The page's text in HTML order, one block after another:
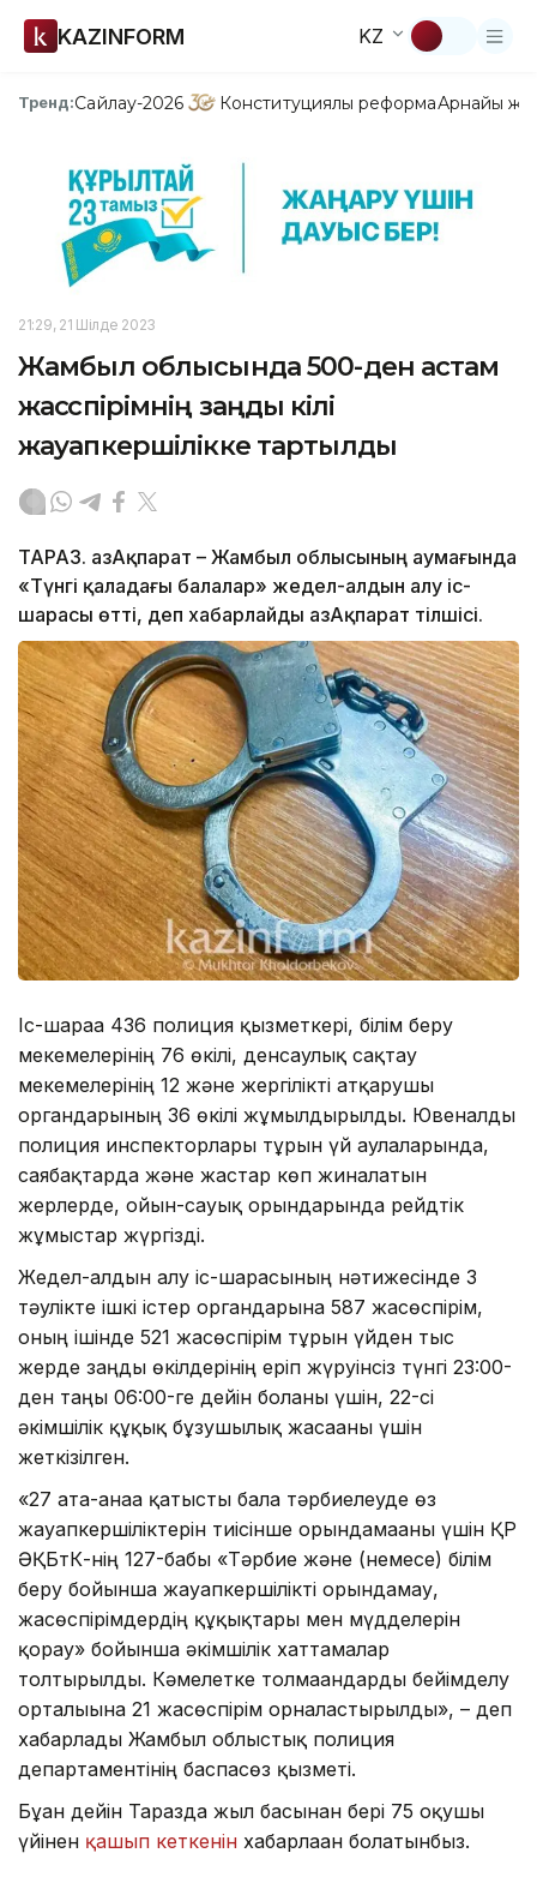
KAZINFORM KZ
Тренд:Сайлау-2026 Конституциялық реформаАрнайы
21:29, 21 Шілде 2023
Жамбыл облысында 500-ден астам
жасөспірімнің заңды өкілі
жауапкершілікке тартылды
ТАРАЗ. ҚазАқпарат – Жамбыл облысының аумағында
«Түнгі қаладағы балалар» жедел-алдын алу іс-
шарасы өтті, деп хабарлайды ҚазАқпарат тілшісі.
Іс-шараға 436 полиция қызметкері, білім беру
мекемелерінің 76 өкілі, денсаулық сақтау
мекемелерінің 12 және жергілікті атқарушы
органдарының 36 өкілі жұмылдырылды. Ювеналды
полиция инспекторлары тұрғын үй аулаларында,
саябақтарда және жастар көп жиналатын
жерлерде, ойын-сауық орындарында рейдтік
жұмыстар жүргізді.
Жедел-алдын алу іс-шарасының нәтижесінде 3
тәулікте ішкі істер органдарына 587 жасөспірім,
оның ішінде 521 жасөспірім тұрғын үйден тыс
жерде заңды өкілдерінің еріп жүруінсіз түнгі 23:00-
ден таңғы 06:00-ге дейін болғаны үшін, 22-сі
әкімшілік құқық бұзушылық жасағаны үшін
жеткізілген.
«27 ата-анаға қатысты бала тәрбиелеуде өз
жауапкершіліктерін тиісінше орындамағаны үшін ҚР
ӘҚБтК-нің 127-бабы «Тәрбие және (немесе) білім
беру бойынша жауапкершілікті орындамау,
жасөспірімдердің құқықтары мен мүдделерін
қорғау» бойынша әкімшілік хаттамалар
толтырылды. Кәмелетке толмағандарды бейімделу
орталығына 21 жасөспірім орналастырылды», – деп
хабарлады Жамбыл облыстық полиция
департаментінің баспасөз қызметі.
Бұған дейін Таразда жыл басынан бері 75 оқушы
үйінен қашып кеткенін хабарлаған болатынбыз.